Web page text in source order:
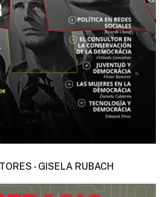
- GISELA RUBACH